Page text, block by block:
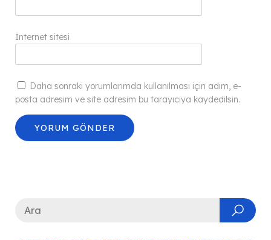
İnternet sitesi
Daha sonraki yorumlarımda kullanılması için adım, e-
posta adresim ve site adresim bu tarayıcıya kaydedilsin.